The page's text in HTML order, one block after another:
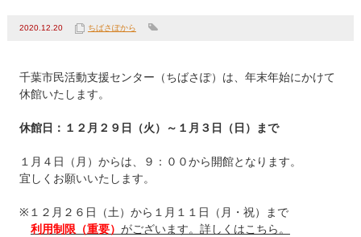
2020.12.20 ちばさぽから
千葉市民活動支援センター（ちばさぽ）は、年末年始にかけて
休館いたします。
休館日：１２月２９日（火）～１月３日（日）まで
１月４日（月）からは、９：００から開館となります。
宜しくお願いいたします。
※１２月２６日（土）から１月１１日（月・祝）まで
利用制限（重要） がございます。詳しくはこちら。